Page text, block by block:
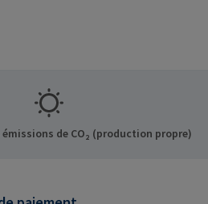
de CO₂ (production propre)